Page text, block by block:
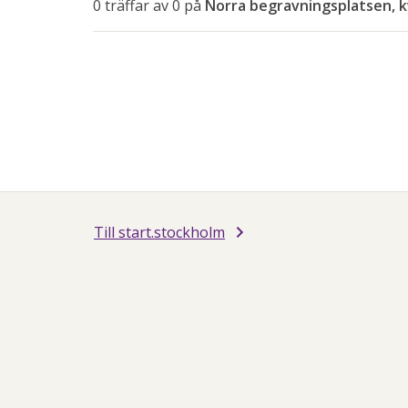
0 träffar av 0 på Norra begravningsplatsen,
Till start.stockholm